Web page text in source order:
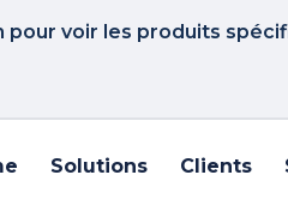
voir les produits
Solutions Clients